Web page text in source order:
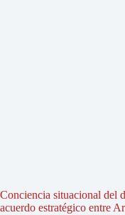
Conciencia situacional del
acuerdo estratégico entre